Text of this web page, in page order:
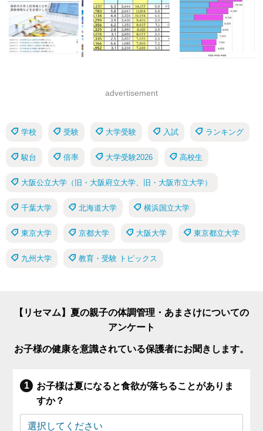
advertisement
学校 受験 大学受験 入試 ランキング
駿台 倍率 大学受験2026 高校生
大阪公立大学（旧・大阪府立大学、旧・大阪市立大学）
千葉大学 北海道大学 横浜国立大学
東京大学 京都大学 大阪大学 東京都立大学
九州大学 教育・受験 トピックス
【リセマム】夏の親子の体調管理・あまさけについての
アンケート
お子様の健康を意識されている保護者にお聞きします。
お子様は夏になると食欲が落ちることがありま
すか？